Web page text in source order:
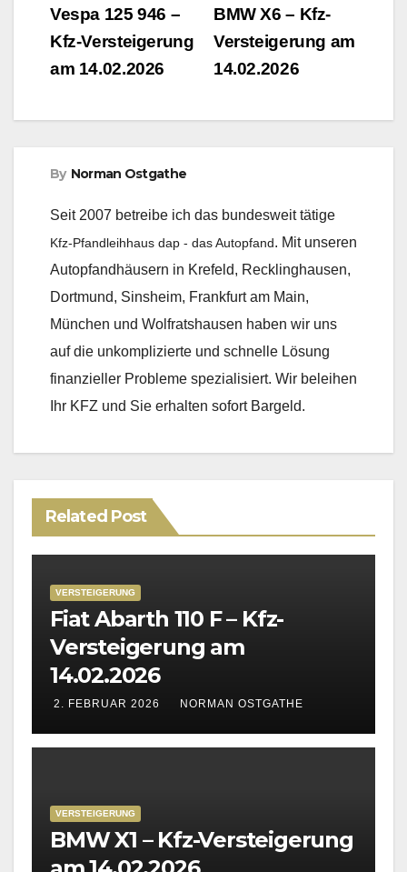
Beitragsnavigation
BMW X6 – Kfz-
Versteigerung am
14.02.2026
Vespa 125 946 –
Kfz-Versteigerung
am 14.02.2026
By Norman Ostgathe
Seit 2007 betreibe ich das bundesweit tätige
Kfz-Pfandleihhaus dap - das Autopfand. Mit unseren
Autopfandhäusern in Krefeld, Recklinghausen,
Dortmund, Sinsheim, Frankfurt am Main,
München und Wolfratshausen haben wir uns
auf die unkomplizierte und schnelle Lösung
finanzieller Probleme spezialisiert. Wir beleihen
Ihr KFZ und Sie erhalten sofort Bargeld.
Related Post
VERSTEIGERUNG
Fiat Abarth 110 F – Kfz-
Versteigerung am
14.02.2026
2. FEBRUAR 2026 NORMAN OSTGATHE
VERSTEIGERUNG
BMW X1 – Kfz-Versteigerung